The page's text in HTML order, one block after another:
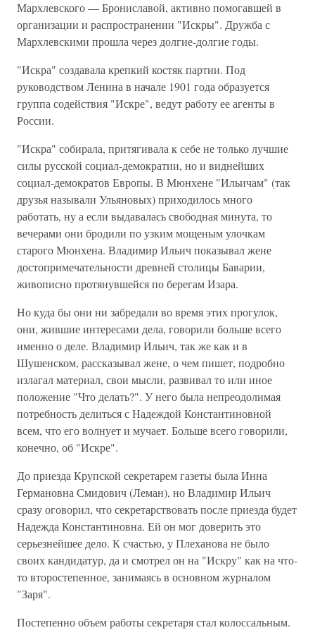
Мархлевского — Брониславой, активно помогавшей в
организации и распространении "Искры". Дружба с
Мархлевскими прошла через долгие-долгие годы.
"Искра" создавала крепкий костяк партии. Под
руководством Ленина в начале 1901 года образуется
группа содействия "Искре", ведут работу ее агенты в
России.
"Искра" собирала, притягивала к себе не только лучшие
силы русской социал-демократии, но и виднейших
социал-демократов Европы. В Мюнхене "Ильичам" (так
друзья называли Ульяновых) приходилось много
работать, ну а если выдавалась свободная минута, то
вечерами они бродили по узким мощеным улочкам
старого Мюнхена. Владимир Ильич показывал жене
достопримечательности древней столицы Баварии,
живописно протянувшейся по берегам Изара.
Но куда бы они ни забредали во время этих прогулок,
они, жившие интересами дела, говорили больше всего
именно о деле. Владимир Ильич, так же как и в
Шушенском, рассказывал жене, о чем пишет, подробно
излагал материал, свои мысли, развивал то или иное
положение "Что делать?". У него была непреодолимая
потребность делиться с Надеждой Константиновной
всем, что его волнует и мучает. Больше всего говорили,
конечно, об "Искре".
До приезда Крупской секретарем газеты была Инна
Германовна Смидович (Леман), но Владимир Ильич
сразу оговорил, что секретарствовать после приезда будет
Надежда Константиновна. Ей он мог доверить это
серьезнейшее дело. К счастью, у Плеханова не было
своих кандидатур, да и смотрел он на "Искру" как на что-
то второстепенное, занимаясь в основном журналом
"Заря".
Постепенно объем работы секретаря стал колоссальным.